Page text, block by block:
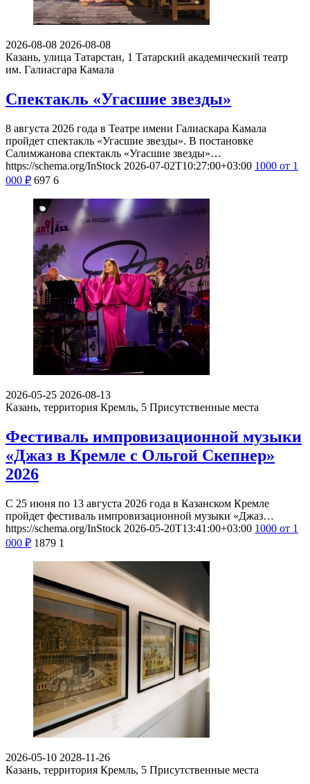
2026-08-08 2026-08-08
Казань, улица Татарстан, 1 Татарский академический театр
им. Галиасгара Камала
Спектакль «Угасшие звезды»
8 августа 2026 года в Театре имени Галиаскара Камала
пройдет спектакль «Угасшие звезды». В постановке
Салимжанова спектакль «Угасшие звезды»…
https://schema.org/InStock 2026-07-02T10:27:00+03:00 1000 от 1
000 ₽ 697 6
2026-05-25 2026-08-13
Казань, территория Кремль, 5 Присутственные места
Фестиваль импровизационной музыки
«Джаз в Кремле с Ольгой Скепнер»
2026
С 25 июня по 13 августа 2026 года в Казанском Кремле
пройдет фестиваль импровизационной музыки «Джаз…
https://schema.org/InStock 2026-05-20T13:41:00+03:00 1000 от 1
000 ₽ 1879 1
2026-05-10 2028-11-26
Казань, территория Кремль, 5 Присутственные места